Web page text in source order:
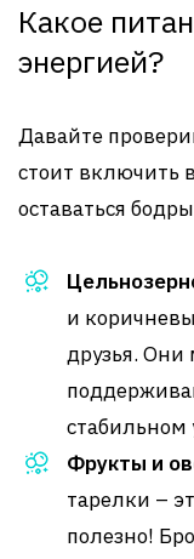
Какое
энергией?
Давайте
стоит включить
оставаться
и
друзья. Они
стабильном
Фрукты и
тарелки –
полезно!